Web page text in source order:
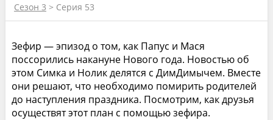
Сезон 3 > Серия 53
Зефир — эпизод о том, как Папус и Мася
поссорились накануне Нового года. Новостью об
этом Симка и Нолик делятся с ДимДимычем. Вместе
они решают, что необходимо помирить родителей
до наступления праздника. Посмотрим, как друзья
осуществят этот план с помощью зефира.